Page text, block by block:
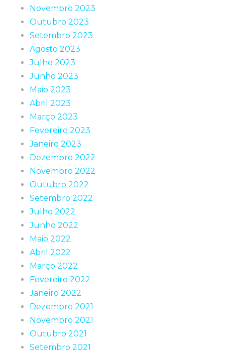
Novembro 2023
Outubro 2023
Setembro 2023
Agosto 2023
Julho 2023
Junho 2023
Maio 2023
Abril 2023
Março 2023
Fevereiro 2023
Janeiro 2023
Dezembro 2022
Novembro 2022
Outubro 2022
Setembro 2022
Julho 2022
Junho 2022
Maio 2022
Abril 2022
Março 2022
Fevereiro 2022
Janeiro 2022
Dezembro 2021
Novembro 2021
Outubro 2021
Setembro 2021